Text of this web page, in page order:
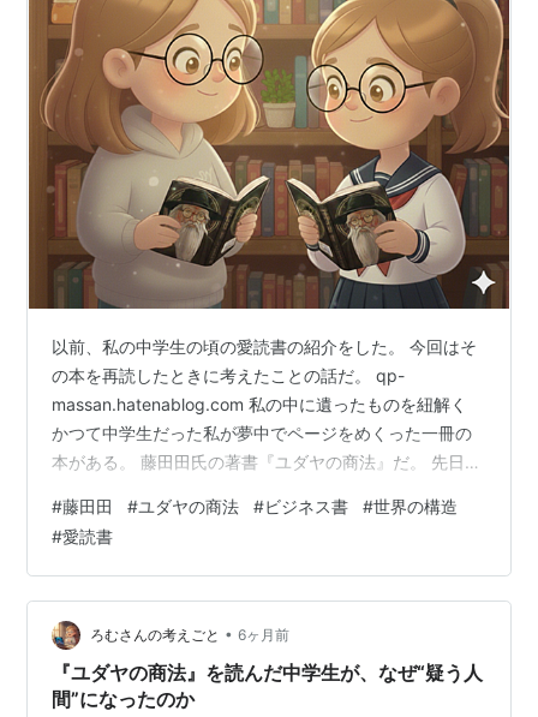
以前、私の中学生の頃の愛読書の紹介をした。 今回はそ
の本を再読したときに考えたことの話だ。 qp-
massan.hatenablog.com 私の中に遺ったものを紐解く
かつて中学生だった私が夢中でページをめくった一冊の
本がある。 藤田田氏の著書『ユダヤの商法』だ。 先日、
在の自分が、当時の記憶の精度を確かめるため、 いわば
「過去の自分と膝を突き合わせる」ための再会である。
経年変化と、変わらない本質 届いた本は、確かに記憶に
ある表紙だった。 しかし、ページを開いて驚いたのはそ
の印刷のクオリティだった。 思っていたよりずっと文字
の印刷のよれや…
#藤田田 #ユダヤの商法 #ビジネス書 #世界の構造
#愛読書
ろむさんの考えごと • 6ヶ月前
『ユダヤの商法』を読んだ中学生が、なぜ“疑う人
間”になったのか